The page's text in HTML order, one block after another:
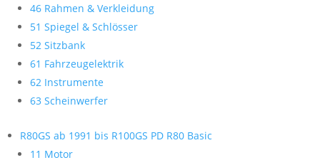
46 Rahmen & Verkleidung
51 Spiegel & Schlösser
52 Sitzbank
61 Fahrzeugelektrik
62 Instrumente
63 Scheinwerfer
R80GS ab 1991 bis R100GS PD R80 Basic
11 Motor